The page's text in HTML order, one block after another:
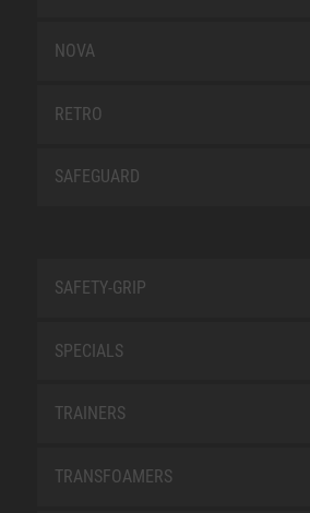
NOVA
RETRO
SAFEGUARD
SAFETY-GRIP
SPECIALS
TRAINERS
TRANSFOAMERS